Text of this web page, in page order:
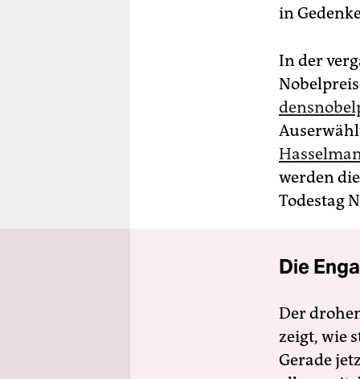
in
In der
werden
Todestag
Die
Der
zeigt, wie
Gerade